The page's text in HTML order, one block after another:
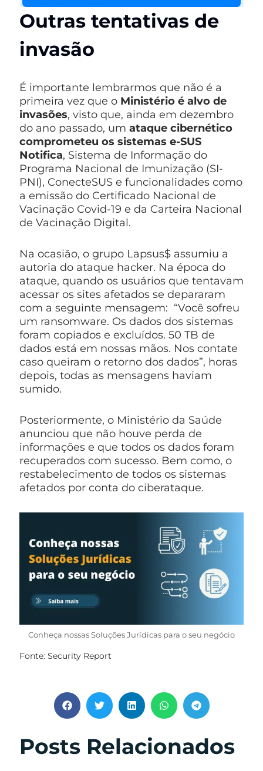
Outras tentativas de
invasão
É importante lembrarmos que não é a
primeira vez que o Ministério é alvo de
invasões, visto que, ainda em dezembro
do ano passado, um ataque cibernético
comprometeu os sistemas e-SUS
Notifica, Sistema de Informação do
Programa Nacional de Imunização (SI-
PNI), ConecteSUS e funcionalidades como
a emissão do Certificado Nacional de
Vacinação Covid-19 e da Carteira Nacional
de Vacinação Digital.
Na ocasião, o grupo Lapsus$ assumiu a
autoria do ataque hacker. Na época do
ataque, quando os usuários que tentavam
acessar os sites afetados se depararam
com a seguinte mensagem: “Você sofreu
um ransomware. Os dados dos sistemas
foram copiados e excluídos. 50 TB de
dados está em nossas mãos. Nos contate
caso queiram o retorno dos dados”, horas
depois, todas as mensagens haviam
sumido.
Posteriormente, o Ministério da Saúde
anunciou que não houve perda de
informações e que todos os dados foram
recuperados com sucesso. Bem como, o
restabelecimento de todos os sistemas
afetados por conta do ciberataque.
Conheça nossas Soluções Jurídicas para o seu negócio
Fonte: Security Report
Posts Relacionados